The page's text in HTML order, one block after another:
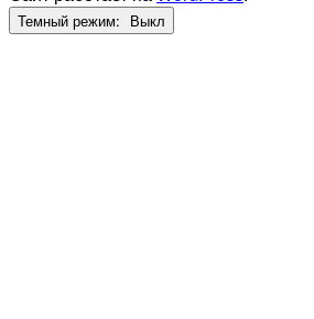
Темный режим: